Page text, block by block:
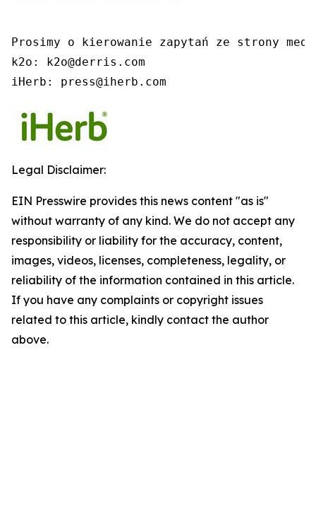
Prosimy o kierowanie zapytań ze strony
k2o: k2o@derris.com
iHerb: press@iherb.com
Legal Disclaimer:
EIN Presswire provides this news content "as is"
without warranty of any kind. We do not accept any
responsibility or liability for the accuracy, content,
images, videos, licenses, completeness, legality, or
reliability of the information contained in this article.
If you have any complaints or copyright issues
related to this article, kindly contact the author
above.